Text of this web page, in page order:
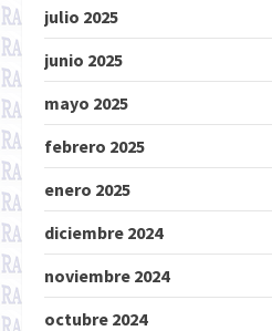
julio 2025
junio 2025
mayo 2025
febrero 2025
enero 2025
diciembre 2024
noviembre 2024
octubre 2024